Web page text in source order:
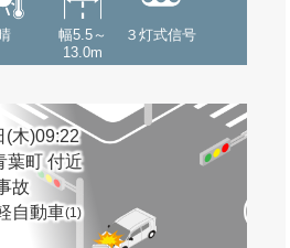
幅5.5～
13.0m
３灯式信号
(木)09:22
葉町 付近
故
自動車(1)